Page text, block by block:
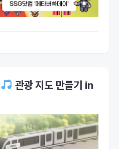
관광 지도 만들기 in